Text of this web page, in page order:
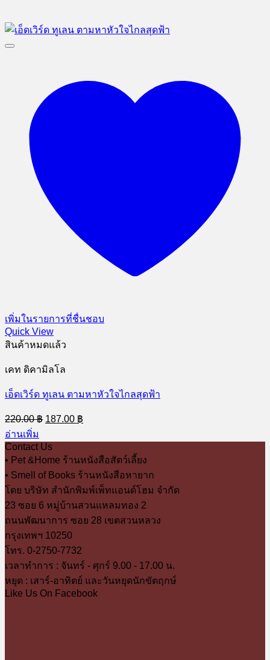
เพิ่มในรายการที่ชื่นชอบ
Quick View
สินค้าหมดแล้ว
เคท ดิคามิลโล
เอ็ดเวิร์ด ทูเลน ตามหาหัวใจไกลสุดฟ้า
220.00฿ Original
price
220.00 ฿.
187.00 ฿
price
อ่านเพิ่ม
Contact Us
• Pet &Home ร้านหนังสือสัตว์เลี้ยง
• Smell of Books ร้านหนังสือหายาก
โดย บริษัท สำนักพิมพ์เพ็ทแอนด์โฮม จำกัด
23 ซอย 6 หมู่บ้านสวนแหลมทอง 2
ถนนพัฒนาการ ซอย 28 เขตสวนหลวง
กรุงเทพฯ 10250
โทร. 0-2750-7732
เวลาทำการ : จันทร์ - ศุกร์ 9.00 - 17.00 น.
หยุด : เสาร์-อาทิตย์ และวันหยุดนักขัตฤกษ์
Like Us On Facebook